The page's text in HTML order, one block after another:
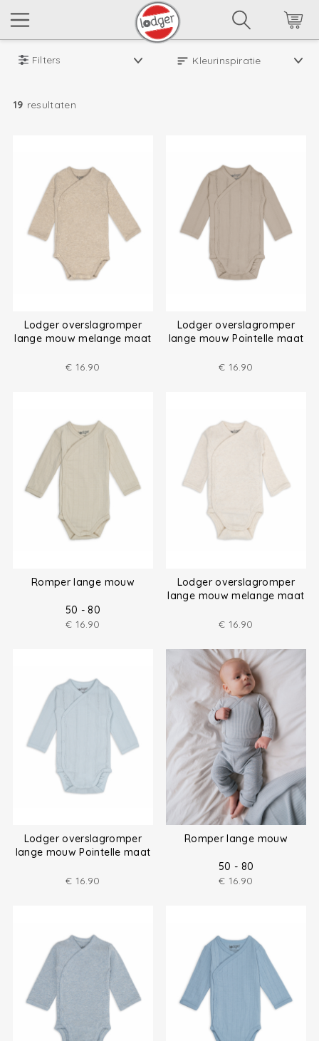
Filters
19 resultaten
Lodger overslagromper
lange mouw melange maat
€ 16.90
Lodger overslagromper
lange mouw Pointelle maat
€ 16.90
Romper lange mouw
50 - 80
€ 16.90
Lodger overslagromper
lange mouw melange maat
€ 16.90
Lodger overslagromper
lange mouw Pointelle maat
€ 16.90
Romper lange mouw
50 - 80
€ 16.90